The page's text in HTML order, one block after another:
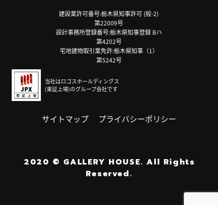
建設業許可番号:栃木県知事許可 (般-2)
第22009号
設計事務所登録番号:栃木県知事登録 Bハ
第4202号
宅地建物取引業免許:栃木県知事（1）
第5242号
当社はロゴスホールディングス
(東証上場)のグループ会社です
サイトマップ プライバシーポリシー
2020 © GALLERY HOUSE. All Rights
Reserved.